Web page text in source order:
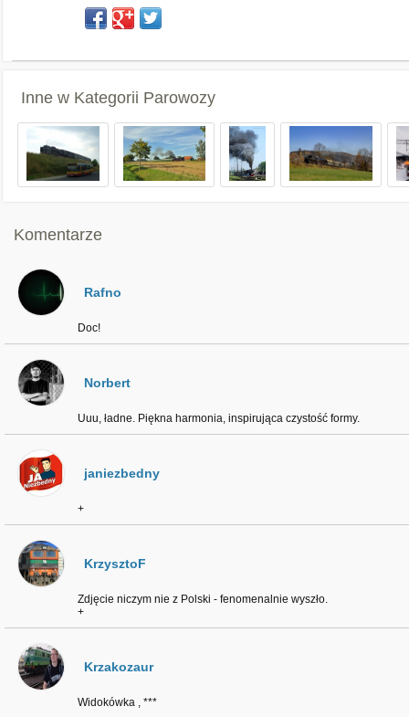
Inne w Kategorii Parowozy
Komentarze
Rafno
Doc!
Norbert
Uuu, ładne. Piękna harmonia, inspirująca czystość formy.
janiezbedny
+
KrzysztoF
Zdjęcie niczym nie z Polski - fenomenalnie wyszło.
+
Krzakozaur
Widokówka , ***